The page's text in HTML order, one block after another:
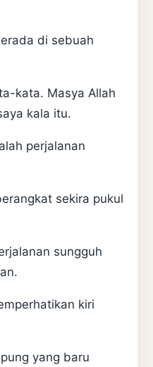
di sebuah
kata. Masya Allah
kala itu.
perjalanan
sekira pukul
sungguh
kiri
yang baru